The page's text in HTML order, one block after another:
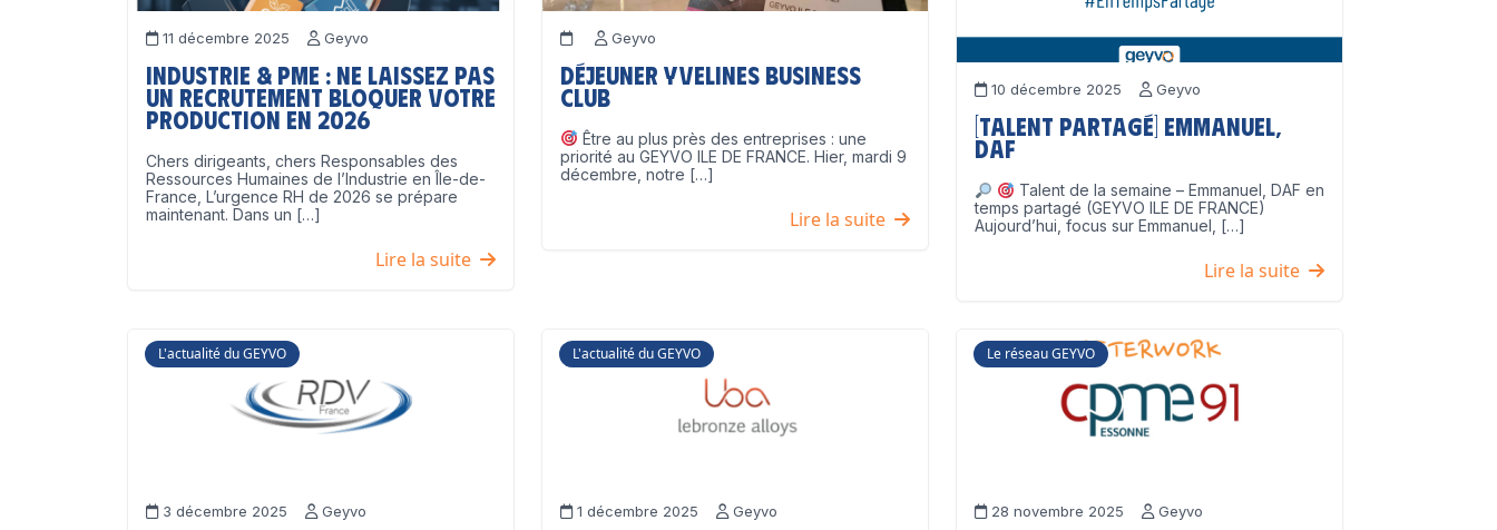
11 décembre 2025 Geyvo
Industrie & PME : ne laissez pas
un recrutement bloquer votre
production en 2026
Chers dirigeants, chers Responsables des
Ressources Humaines de l’Industrie en Île-de-
France, L’urgence RH de 2026 se prépare
maintenant. Dans un […]
Lire la suite
Geyvo
Déjeuner Yvelines Business
Club
Être au plus près des entreprises : une
priorité au GEYVO ILE DE FRANCE. Hier, mardi 9
décembre, notre […]
Lire la suite
10 décembre 2025 Geyvo
[Talent partagé] Emmanuel,
DAF
Talent de la semaine – Emmanuel, DAF en
temps partagé (GEYVO ILE DE FRANCE)
Aujourd’hui, focus sur Emmanuel, […]
Lire la suite
L'actualité du GEYVO
3 décembre 2025 Geyvo
L'actualité du GEYVO
1 décembre 2025 Geyvo
Le réseau GEYVO
28 novembre 2025 Geyvo